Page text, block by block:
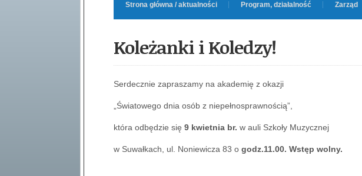
Strona główna / aktualności Program, działalność Zarząd
Koleżanki i Koledzy!
Serdecznie zapraszamy na akademię z okazji
„Światowego dnia osób z niepełnosprawnością”,
która odbędzie się 9 kwietnia br. w auli Szkoły Muzycznej
w Suwałkach, ul. Noniewicza 83 o godz.11.00. Wstęp wolny.